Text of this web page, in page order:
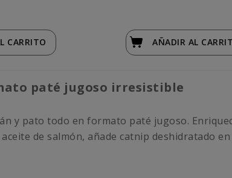
CARRITO AÑADIR AL
paté jugoso irresistible
y pato todo en formato paté jugoso.
de salmón, añade catnip deshidratado